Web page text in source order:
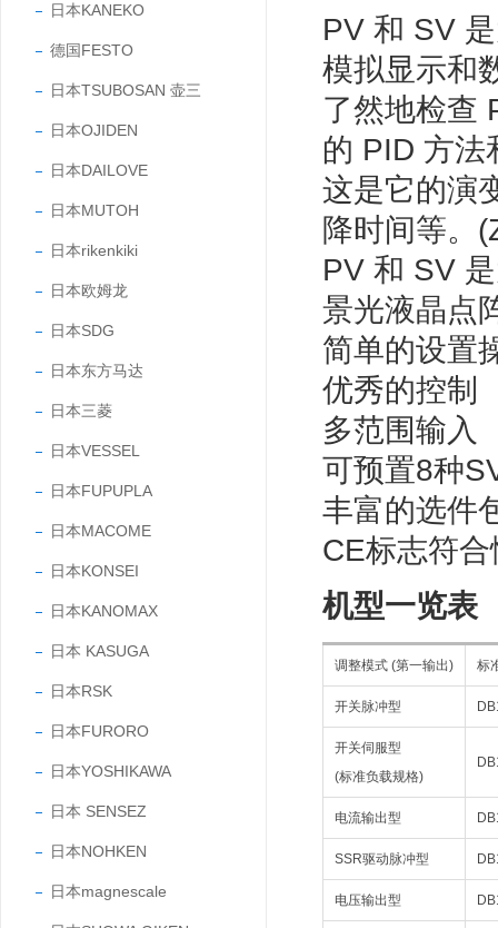
日本KANEKO
德国FESTO
日本TSUBOSAN 壶三
日本OJIDEN
日本DAILOVE
日本MUTOH
日本rikenkiki
日本欧姆龙
日本SDG
日本东方马达
日本三菱
日本VESSEL
日本FUPUPLA
日本MACOME
日本KONSEI
日本KANOMAX
日本 KASUGA
日本RSK
日本FURORO
日本YOSHIKAWA
日本 SENSEZ
日本NOHKEN
日本magnescale
PV 和 SV
模拟显示和
了然地检查
的 PID 方法
这是它的演
降时间等。
PV 和 SV
景光液晶点
简单的设置
优秀的控制
多范围输入
可预置8种
丰富的选件
CE标志符合
机型一览表
调整模式 (第一输出) 标
开关脉冲型
开关伺服型
(标准负载规格)
电流输出型
SSR驱动脉冲型
电压输出型